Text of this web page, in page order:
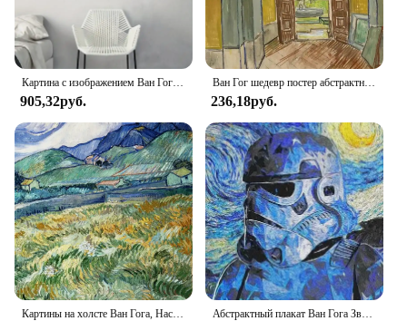
905,32руб.
Ван Гог шедевр постер абстрактный сад миндаль цветы Звездная ночь холст постер настенный художественный постер печатные картины на холсте
236,18руб.
Абстрактный плакат Ван Гога Звездная ночь, принты для гостиной, Дисней, Звездные войны джедай заказ, холст, живопись, настенное искусство, домашний декор